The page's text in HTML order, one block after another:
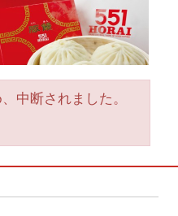
中断されました。